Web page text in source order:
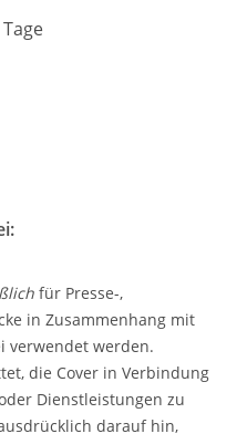
für Presse-,
in Zusammenhang mit
werden.
die Cover in Verbindung
Dienstleistungen zu
darauf hin,